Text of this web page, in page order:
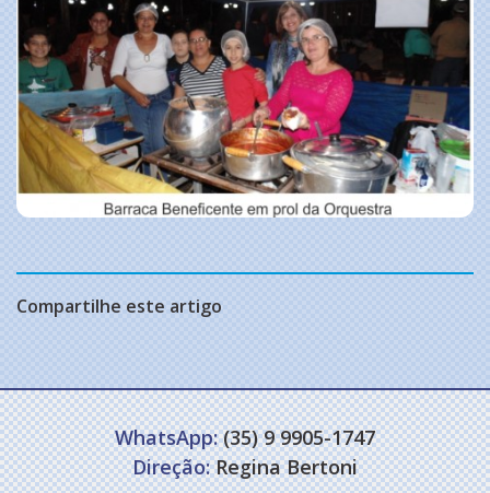
Compartilhe este artigo
WhatsApp:(35) 9 9905-1747
Direção:Regina Bertoni